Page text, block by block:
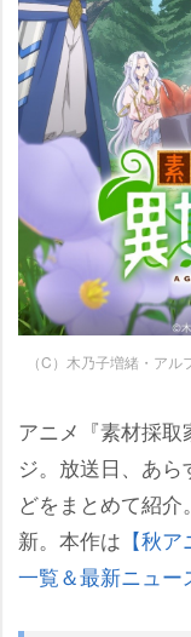
（C）木乃子増緒・ア
アニメ『素材採
ジ。放送日、あ
どをまとめて紹
新。本作は 【秋
一覧＆最新ニュー